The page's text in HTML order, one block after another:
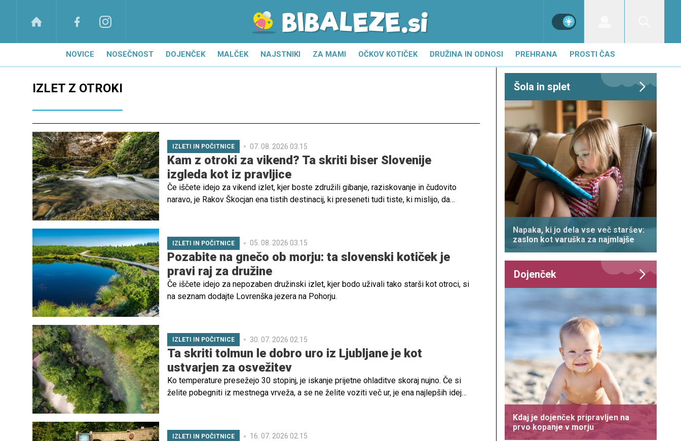
NOVICE NOSEČNOST DOJENČEK MALČEK NAJSTNIKI ZA MAMI OČKOV KOTIČEK DRUŽINA IN ODNOSI PREHRANA PROSTI ČAS
IZLET Z OTROKI
IZLETI IN POČITNICE 07. 08. 2026 03.15
Kam z otroki za vikend? Ta skriti biser Slovenije
izgleda kot iz pravljice
Če iščete idejo za vikend izlet, kjer boste združili gibanje, raziskovanje in čudovito
naravo, je Rakov Škocjan ena tistih destinacij, ki preseneti tudi tiste, ki mislijo, da
občutek, kot da so stopili v prizor iz pravljice.
IZLETI IN POČITNICE 05. 08. 2026 03.15
Pozabite na gnečo ob morju: ta slovenski kotiček je
pravi raj za družine
Če iščete idejo za nepozaben družinski izlet, kjer bodo uživali tako starši kot otroci, si
na seznam dodajte Lovrenška jezera na Pohorju.
IZLETI IN POČITNICE 30. 07. 2026 02.15
Ta skriti tolmun le dobro uro iz Ljubljane je kot
ustvarjen za osvežitev
Ko temperature presežejo 30 stopinj, je iskanje prijetne ohladitve skoraj nujno. Če si
želite pobegniti iz mestnega vrveža, a se ne želite voziti več ur, je ena najlepših idej
poletni dan z otroki.
IZLETI IN POČITNICE 16. 07. 2026 02.15
Šola in splet
Napaka, ki jo dela vse več staršev:
zaslon kot varuška za najmlajše
Dojenček
Kdaj je dojenček pripravljen na
prvo kopanje v morju